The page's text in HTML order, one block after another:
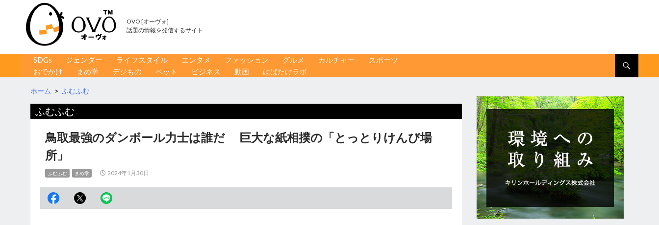
OVO [オーヴォ]
話題の情報を発信するサイト
コンテンツへ移動
SDGs ジェンダー ライフスタイル エンタメ ファッション グルメ カルチャー
スポーツ
おでかけ
まめ学 デジもの ペット ビジネス 動画 はばたけラボ
ホーム > ふむふむ
ふむふむ
鳥取最強のダンボール力士は誰だ 巨大な紙相撲の「とっとりけんび場
所」
ふむふむ まめ学 2024年1月30日